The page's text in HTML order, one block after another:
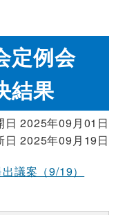
定例会
結果
日 2025年09月01日
日 2025年09月19日
議案（9/19）